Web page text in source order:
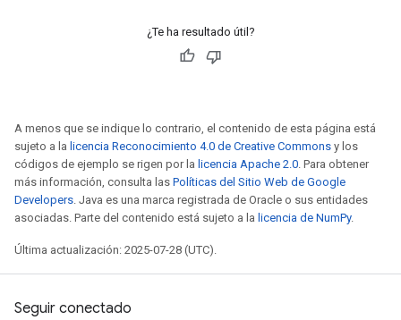
¿Te ha resultado útil?
A menos que se indique lo contrario, el contenido de esta página está
sujeto a la licencia Reconocimiento 4.0 de Creative Commons y los
códigos de ejemplo se rigen por la licencia Apache 2.0. Para obtener
más información, consulta las Políticas del Sitio Web de Google
Developers. Java es una marca registrada de Oracle o sus entidades
asociadas. Parte del contenido está sujeto a la licencia de NumPy.
Última actualización: 2025-07-28 (UTC).
Seguir conectado